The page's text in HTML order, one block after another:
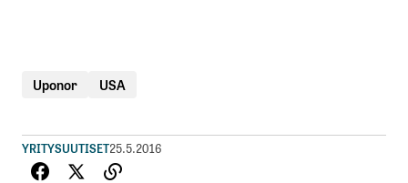
Uponor USA
YRITYSUUTISET25.5.2016